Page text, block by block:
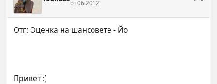
от 06.2012
Привет :)